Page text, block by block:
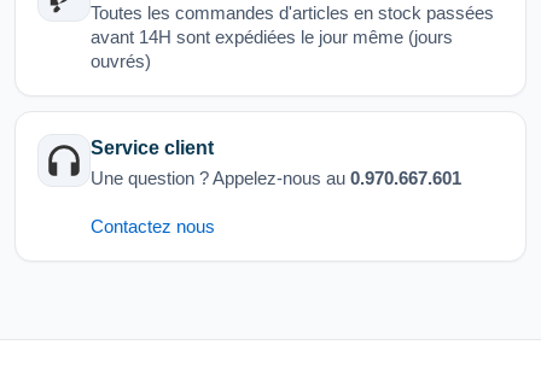
Toutes les commandes d'articles en stock passées
avant 14H sont expédiées le jour même (jours
ouvrés)
Service client
Une question ? Appelez-nous au 0.970.667.601
Contactez nous